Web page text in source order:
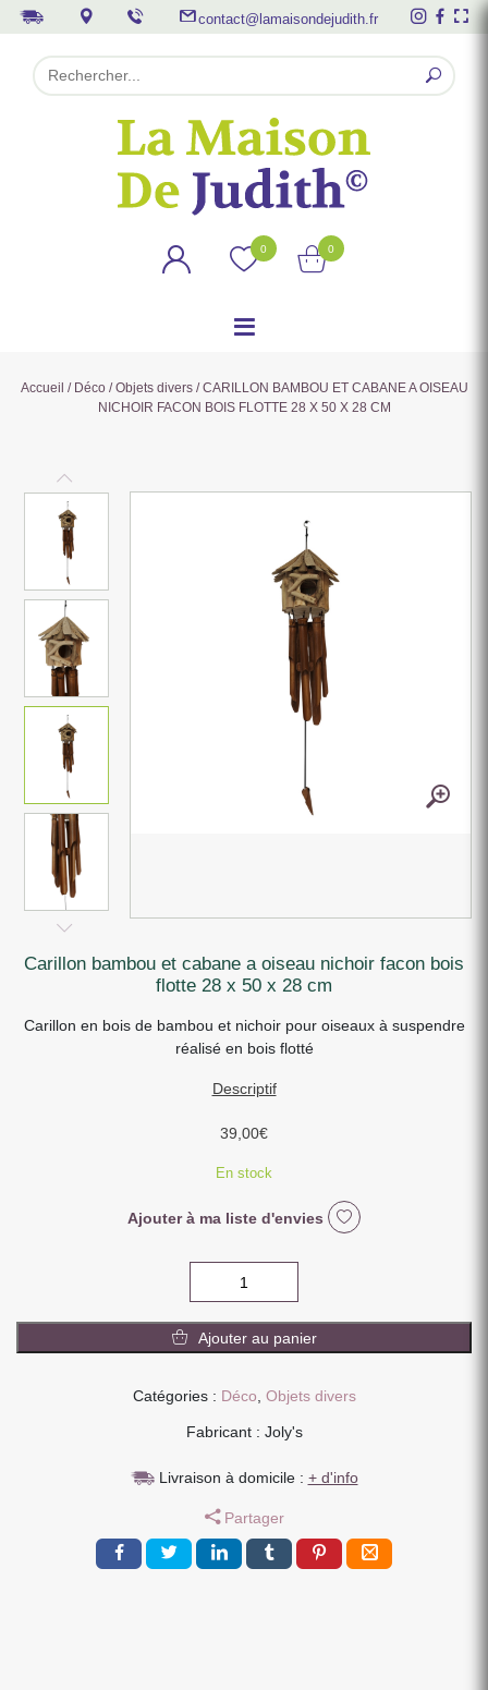
contact@lamaisondejudith.fr
0 0
Accueil / Déco/Objets divers/ CARILLON BAMBOU ET CABANE A OISEAU
NICHOIR FACON BOIS FLOTTE 28 X 50 X 28 CM
carillon bambou et cabane a oiseau nichoir facon bois
flotte 28 x 50 x 28 cm
Carillon en bois de bambou et nichoir pour oiseaux à suspendre
réalisé en bois flotté
Descriptif
39,00€
En stock
Ajouter à ma liste d'envies
CARILLON
BAMBOU
CABANE
OISEAU
FACON
FLOTTE
28
X
Ajouter au panier
Catégories : Déco Objets divers
Fabricant : Joly's
Livraison à domicile : + d'info
Partager